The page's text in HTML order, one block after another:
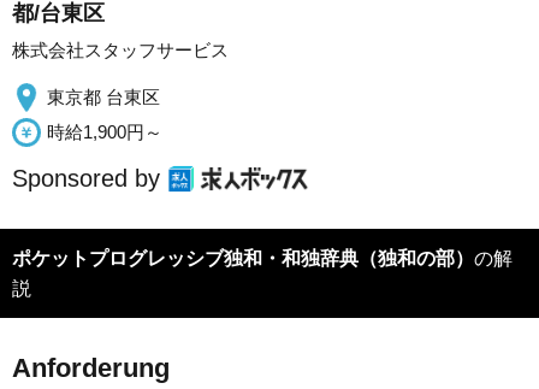
都/台東区
株式会社スタッフサービス
東京都 台東区
時給1,900円～
Sponsored by
ポケットプログレッシブ独和・和独辞典（独和の部） の解
説
Anforderung